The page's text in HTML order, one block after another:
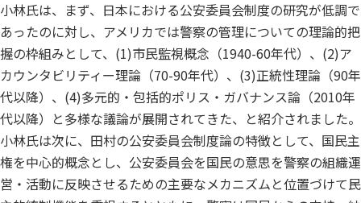
小林氏は、まず、日本における公安委員会制度の研究が低調で
あったのに対し、アメリカでは警察の管理についての理論的把
握の枠組みとして、(1)市民監視概念（1940-60年代）、(2)ア
カウンタビリティー理論（70-90年代）、(3)正統性理論（90年
代以降）、(4)多元的・包括的ポリス・ガバナンス論（2010年
代以降）と多様な議論が展開されてきた、と紹介されました。
小林氏は次に、田村の公安委員会制度論の特徴として、国民主
権を中心的概念とし、公安委員会を国民の意思を警察の組織運
営・活動に反映させるための主要なメカニズムと位置づけて民